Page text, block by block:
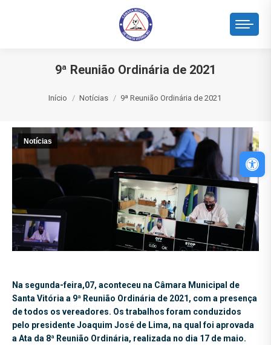
9ª Reunião Ordinária de 2021
Início Notícias 9ª Reunião Ordinária de 2021
Notícias
Na segunda-feira,07, aconteceu na Câmara Municipal de
Santa Vitória a 9ª Reunião Ordinária de 2021, com a presença
de todos os vereadores. Os trabalhos foram conduzidos
pelo presidente Joaquim José de Lima, na qual foi aprovada
a Ata da 8ª Reunião Ordinária, realizada no dia 17 de maio.